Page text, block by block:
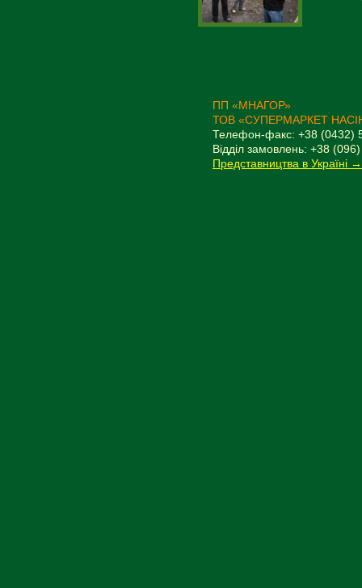
ПП «МНАГОР»
ТОВ «СУПЕРМАРКЕТ
Телефон-факс: +38 (0432)
Відділ замовлень: +38
Представництва в Україні →